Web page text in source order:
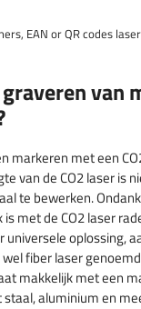
EAN or QR codes
van
markeren met een
van de CO2 laser is
te bewerken.
met de CO2 laser
universele oplossing,
fiber laser
makkelijk met een
aluminium en